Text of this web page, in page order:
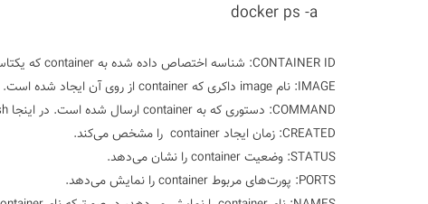
docker ps -a
CONTAINER ID: شناسه اختصاص داده شده به container که یکتاست.
IMAGE: نام image داکری که container از روی آن ایجاد شده است.
COMMAND: دستوری که به container ارسال شده است. در اینجا bash می باشد.(بعدا بیشتر توضیح خواهیم داد)
CREATED: زمان ایجاد container را مشخص می‌کند.
STATUS: وضعیت container را نشان می‌دهد.
PORTS: پورت‌های مربوط container را نمایش می‌دهد.